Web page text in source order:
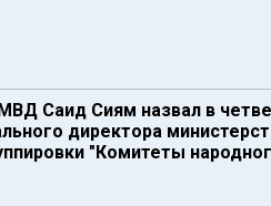
Саид Сиям назвал в
директора
"Комитеты